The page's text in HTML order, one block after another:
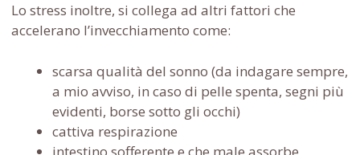
Lo stress inoltre, si collega ad altri fattori che
accelerano l’invecchiamento come:
scarsa qualità del sonno (da indagare sempre,
a mio avviso, in caso di pelle spenta, segni più
evidenti, borse sotto gli occhi)
cattiva respirazione